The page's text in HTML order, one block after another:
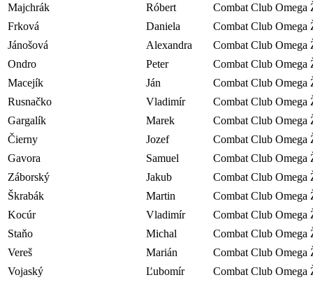
Majchrák
Róbert
Combat Club Omega
Frková
Daniela
Combat Club Omega
Jánošová
Alexandra
Combat Club Omega
Ondro
Peter
Combat Club Omega
Macejík
Ján
Combat Club Omega
Rusnačko
Vladimír
Combat Club Omega
Gargalík
Marek
Combat Club Omega
Čierny
Jozef
Combat Club Omega
Gavora
Samuel
Combat Club Omega
Záborský
Jakub
Combat Club Omega
Škrabák
Martin
Combat Club Omega
Kocúr
Vladimír
Combat Club Omega
Staňo
Michal
Combat Club Omega
Vereš
Marián
Combat Club Omega
Vojaský
Ľubomír
Combat Club Omega